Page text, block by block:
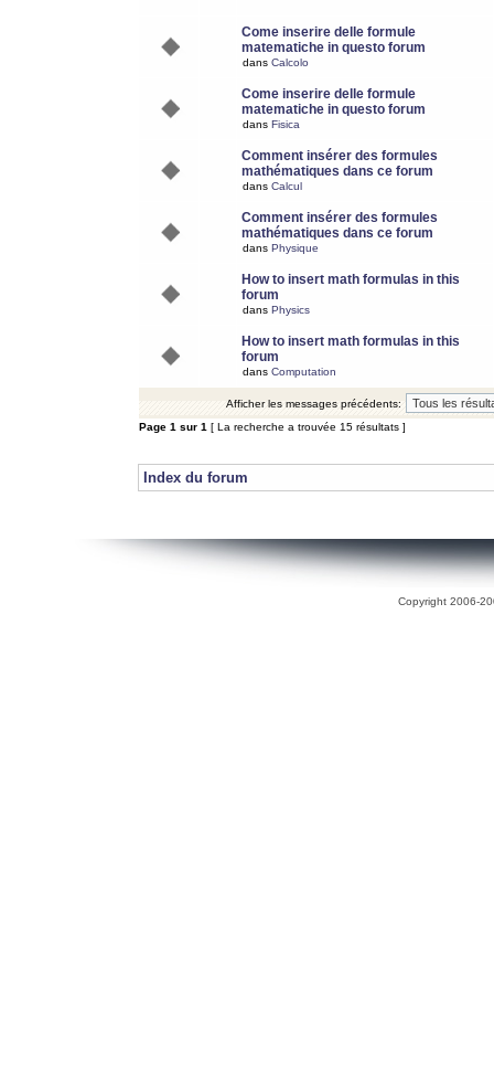
Come inserire delle formule
matematiche in questo forum
dans Calcolo
Come inserire delle formule
matematiche in questo forum
dans Fisica
Comment insérer des formules
mathématiques dans ce forum
dans Calcul
Comment insérer des formules
mathématiques dans ce forum
dans Physique
How to insert math formulas in this
forum
dans Physics
How to insert math formulas in this
forum
dans Computation
Afficher les messages précédents:
Page 1 sur 1 [ La recherche a trouvée 15 résultats ]
Index du forum
Copyright 2006-